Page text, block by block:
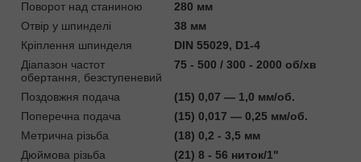
Поворот над станиною
280 мм
Отвір у шпинделі
38 мм
Кріплення шпинделя
DIN 55029, D1-4
Діапазон частот
обертання, безступеневий
75 - 500 / 300 - 2000 об/хв
Поздовжня подача
(15) 0,07 — 1,0 мм/об.
Поперечна подача
(15) 0,017 — 0,25 мм/об.
Метрична різьба
(18) 0,2 - 3,5 мм
Дюймова різьба
(21) 8 - 56 ниток/1"